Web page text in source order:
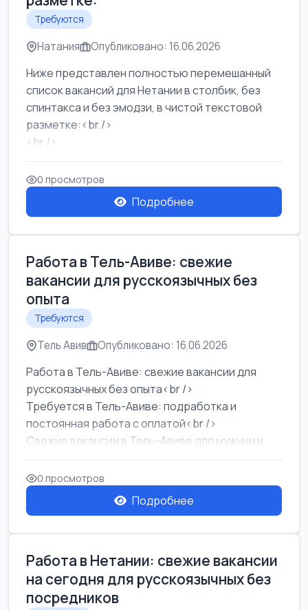
Требуются
Натания Опубликовано: 16.06.2026
Ниже представлен полностью перемешанный
список вакансий для Нетании в столбик, без
спинтакса и без эмодзи, в чистой текстовой
разметке:<br />
<br />
Работа в Нетании на мебельном производстве:
требу...
0 просмотров
Подробнее
Работа в Тель-Авиве: свежие
вакансии для русскоязычных без
опыта
Требуются
Тель Авив Опубликовано: 16.06.2026
Работа в Тель-Авиве: свежие вакансии для
русскоязычных без опыта<br />
Требуется в Тель-Авиве: подработка и
постоянная работа с оплатой<br />
Свежие вакансии в Тель-Авиве для мужчин и
женщин от хозя...
0 просмотров
Подробнее
Работа в Нетании: свежие вакансии
на сегодня для русскоязычных без
посредников